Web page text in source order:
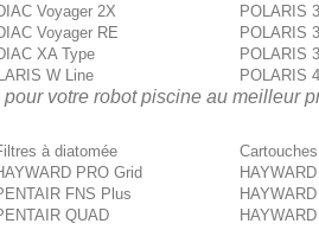
Voyager 2X
Voyager RE
XA Type
W Line
POLARIS
POLARIS
POLARIS
POLARIS
votre robot piscine au meilleur
à diatomée
PRO Grid
FNS Plus
QUAD